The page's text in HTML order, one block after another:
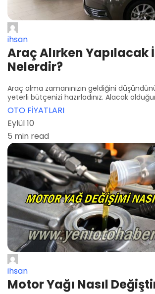
ihsan
Araç Alırken Yapılacak
Nelerdir?
Araç alma zamanınızın geldiğini
yeterli bütçenizi hazırladınız. Alacak
OTO FİYATLARI
Eylül 10
5 min read
ihsan
Motor Yağı Nasıl